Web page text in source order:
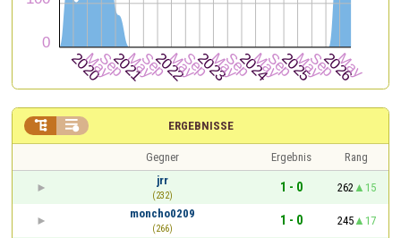
ERGEBNISSE
 
Gegner Ergebnis
Rang
jrr
(232)
1 - 0 262
15
moncho0209
(266)
1 - 0 245
17